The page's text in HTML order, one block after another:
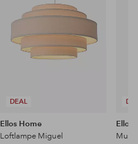
DEAL
Ellos Home
Loftlampe Miguel
Ellos